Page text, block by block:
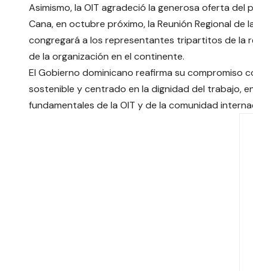
Asimismo, la OIT agradeció la generosa oferta
Cana, en octubre próximo, la Reunión Regional de
congregará a los representantes tripartitos de la
de la organización en el continente.
El Gobierno dominicano reafirma su compromiso
sostenible y centrado en la dignidad del trabajo,
fundamentales de la OIT y de la comunidad